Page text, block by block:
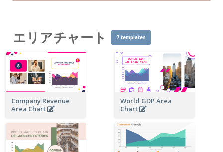
エリアチャート 7 templates
Company Revenue
Area Chart
World GDP Area
Chart